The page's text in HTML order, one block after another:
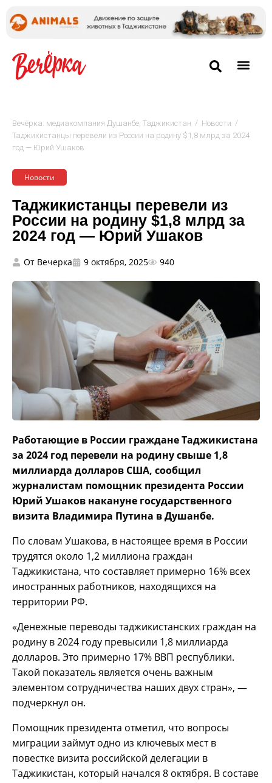
Вечёрка: медиакомпания Душанбе, Таджикистан / Новости /
Таджикистанцы перевели из России на родину $1,8 млрд за 2024
год — Юрий Ушаков
Новости
Таджикистанцы перевели из
России на родину $1,8 млрд за
2024 год — Юрий Ушаков
От Вечерка 9 октября, 2025 940
Работающие в России граждане Таджикистана
за 2024 год перевели на родину свыше 1,8
миллиарда долларов США, сообщил
журналистам помощник президента России
Юрий Ушаков накануне государственного
визита Владимира Путина в Душанбе.
По словам Ушакова, в настоящее время в России
трудятся около 1,2 миллиона граждан
Таджикистана, что составляет примерно 16% всех
иностранных работников, находящихся на
территории РФ.
«Денежные переводы таджикистанских граждан на
родину в 2024 году превысили 1,8 миллиарда
долларов. Это примерно 17% ВВП республики.
Такой показатель является очень важным
элементом сотрудничества наших двух стран», —
подчеркнул он.
Помощник президента отметил, что вопросы
миграции займут одно из ключевых мест в
повестке визита российской делегации в
Таджикистан, который начался 8 октября. В составе